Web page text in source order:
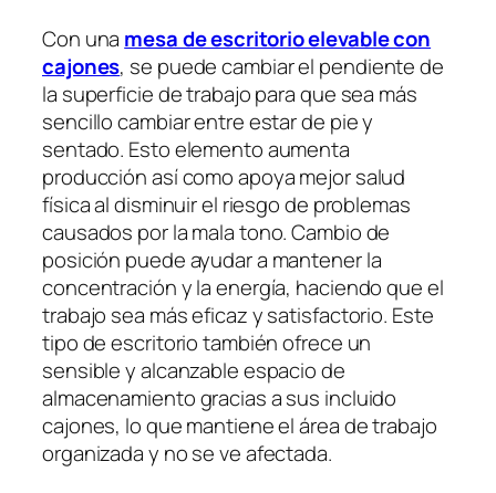
Con una mesa de escritorio elevable con
cajones, se puede cambiar el pendiente de
la superficie de trabajo para que sea más
sencillo cambiar entre estar de pie y
sentado. Esto elemento aumenta
producción así como apoya mejor salud
física al disminuir el riesgo de problemas
causados por la mala tono. Cambio de
posición puede ayudar a mantener la
concentración y la energía, haciendo que el
trabajo sea más eficaz y satisfactorio. Este
tipo de escritorio también ofrece un
sensible y alcanzable espacio de
almacenamiento gracias a sus incluido
cajones, lo que mantiene el área de trabajo
organizada y no se ve afectada.